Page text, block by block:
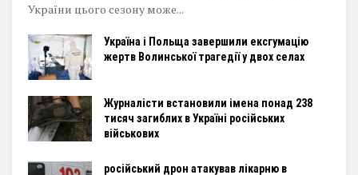
України цього сезону може...
Україна і Польща завершили ексгумацію
жертв Волинської трагедії у двох селах
Журналісти встановили імена понад 238
тисяч загиблих в Україні російських
військових
російський дрон атакував лікарню в